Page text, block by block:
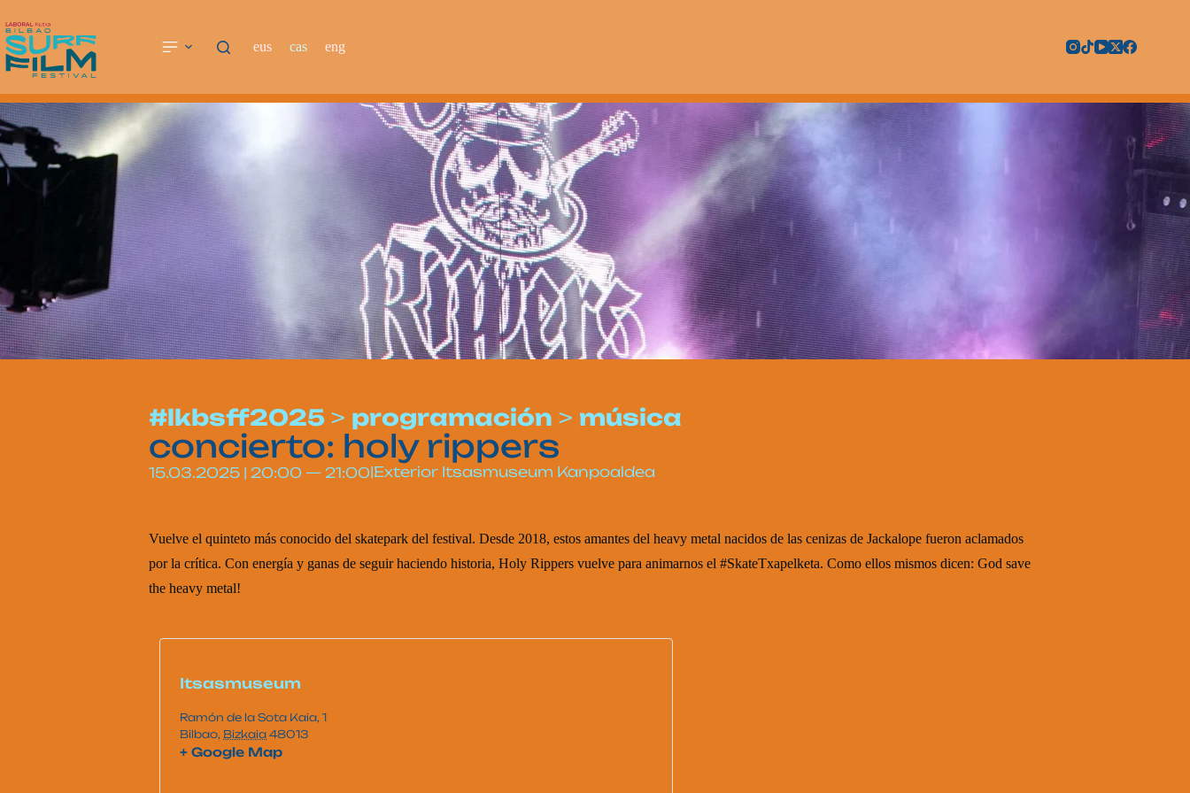
eus cas eng
#lkbsff2025 > programación > música
concierto: holy rippers
15.03.2025 | 20:00 — 21:00|Exterior Itsasmuseum Kanpoaldea
Vuelve el quinteto más conocido del skatepark del festival. Desde 2018, estos amantes del heavy metal nacidos de las cenizas de Jackalope fueron aclamados
por la crítica. Con energía y ganas de seguir haciendo historia, Holy Rippers vuelve para animarnos el #SkateTxapelketa. Como ellos mismos dicen: God save
the heavy metal!
Itsasmuseum
Ramón de la Sota Kaia, 1
Bilbao, Bizkaia 48013
+ Google Map